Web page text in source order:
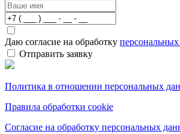
Даю согласие на обработку
Отправить заявку
Политика в отношении персональных
Правила обработки cookie
Согласие на обработку персональных